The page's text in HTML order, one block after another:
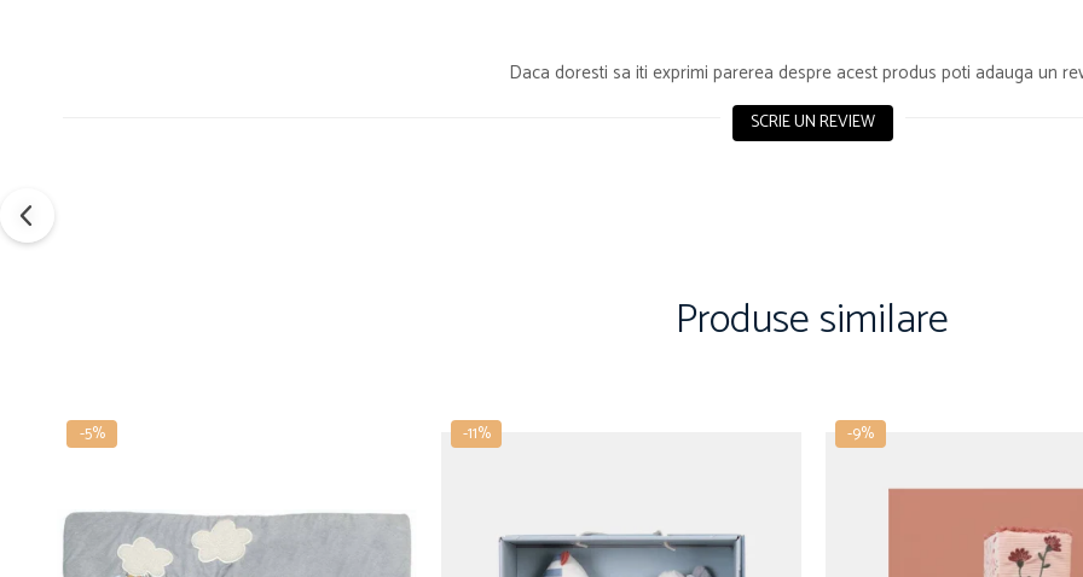
Daca doresti sa iti exprimi parerea despre acest produs poti adauga un
SCRIE UN REVIEW
Produse similare
-5% -11% -9%